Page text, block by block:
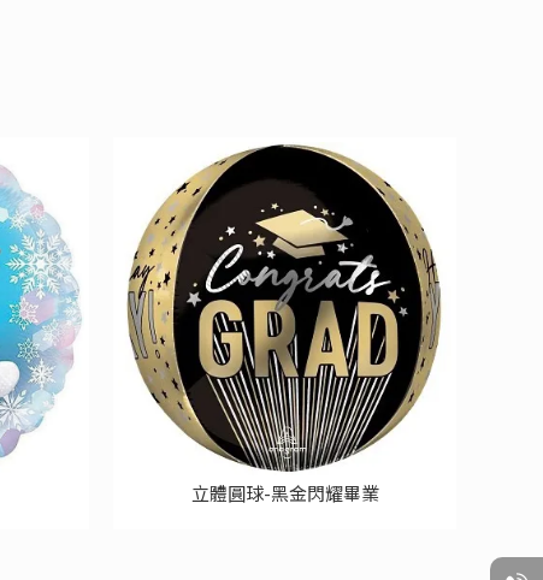
立體圓球-黑金閃耀畢業